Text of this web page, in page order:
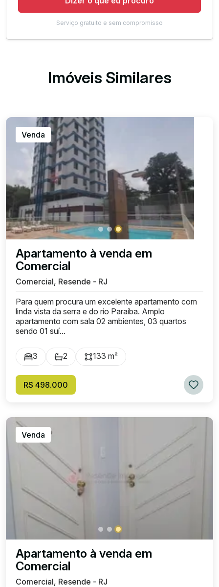
Serviço gratuito e sem compromisso
Imóveis Similares
Venda
Apartamento à venda em
Comercial
Comercial, Resende - RJ
Para quem procura um excelente apartamento com
linda vista da serra e do rio Paraíba. Amplo
apartamento com sala 02 ambientes, 03 quartos
sendo 01 suí...
3 2 133 m²
R$ 498.000
Venda
Apartamento à venda em
Comercial
Comercial, Resende - RJ